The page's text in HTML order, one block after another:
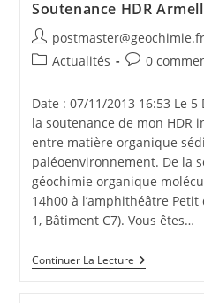
Soutenance HDR
postmaster@geochimie.fr
Actualités
0
Date : 07/11/2013 16:53 Le
la soutenance de mon HDR
entre matière organique
paléoenvironnement. De la
géochimie organique
14h00 à l’amphithéâtre Petit
1, Bâtiment C7). Vous êtes…
Continuer La Lecture